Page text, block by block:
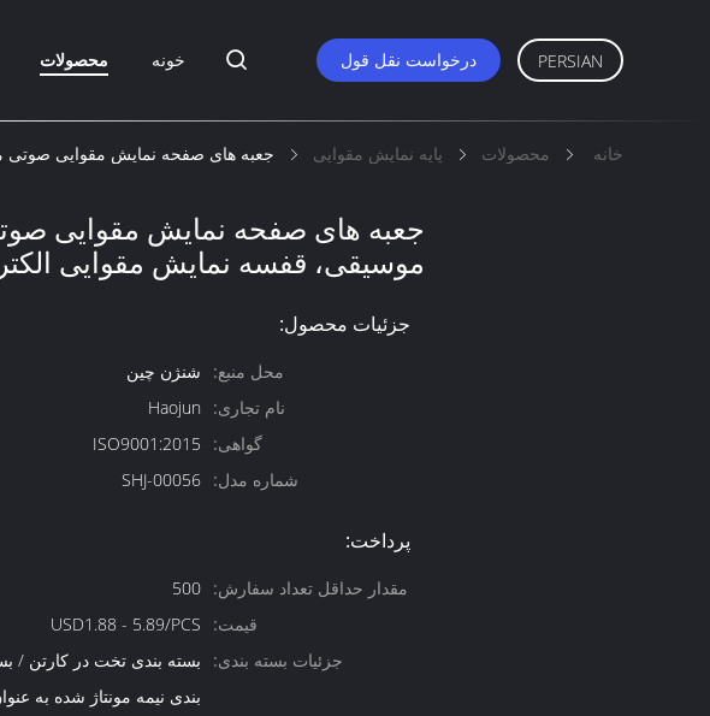
خونه محصولات درخواست نقل قول PERSIAN
خانه محصولات پایه نمایش مقوایی جعبه های صفحه نمایش مقوایی صوتی
جعبه های صفحه نمایش مقوایی
موسیقی، قفسه نمایش مقوایی
جزئیات محصول:
محل منبع:
شنژن چین
نام تجاری:
Haojun
گواهی:
ISO9001:2015
شماره مدل: SHJ-00056
پرداخت:
مقدار حداقل تعداد سفارش: 500
قیمت:
USD1.88 - 5.89/PCS
جزئیات بسته بندی:
بسته بندی تخت در کارتن /
بندی نیمه مونتاژ شده به